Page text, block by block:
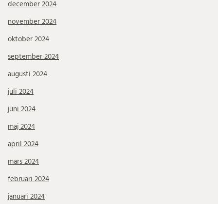
december 2024
november 2024
oktober 2024
september 2024
augusti 2024
juli 2024
juni 2024
maj 2024
april 2024
mars 2024
februari 2024
januari 2024